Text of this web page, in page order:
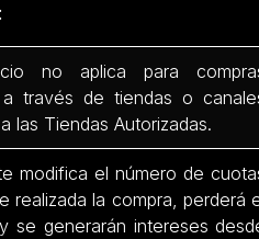
no aplica para
a través de tiendas o
las Tiendas Autorizadas.
modifica el número de
realizada la compra, perderá
se generarán intereses